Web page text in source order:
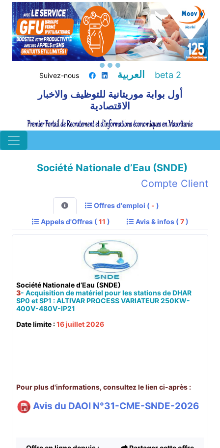
Suivez-nous العربية beta 2
أول بوابة موريتانية للتوظيف والاخبار
الاقتصادية
Société Nationale d’Eau (SNDE)
Compte Client
Offres d'emploi ( - )
Appels d'Offres ( 11 ) Avis & infos ( 7)
Société Nationale d’Eau (SNDE)
3- Acquisition de matériel pour les stations de DHAR
SP0 et SP1 : ALTIVAR PROCESS VARIATEUR 250KW-
400V-480V-IP21
Date limite :16 juillet 2026
Pour plus d'informations, consultez le lien ci-après :
Avis du DAOI N°31-CME-SNDE-2026